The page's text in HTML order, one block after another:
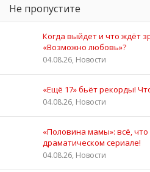
Не пропустите
Когда выйдет и что ждёт
«Возможно любовь»?
04.08.26, Новости
«Ещё 17» бьёт рекорды!
04.08.26, Новости
«Половина мамы»: всё,
драматическом сериале!
04.08.26, Новости